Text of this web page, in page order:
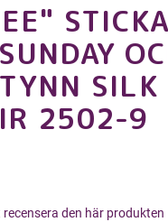
SILK
2502-9
den här produkten